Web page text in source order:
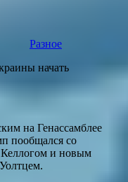
Разное
на Генассамблее
пообщался со
и новым